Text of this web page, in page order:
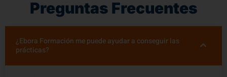
Preguntas Frecuentes
¿Ebora Formación me puede ayudar a conseguir las
prácticas?